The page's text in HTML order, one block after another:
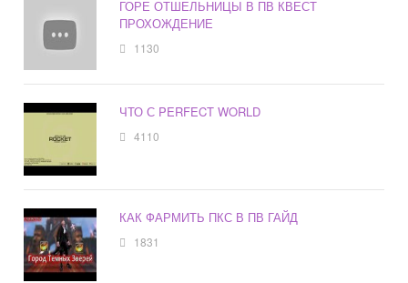
ГОРЕ ОТШЕЛЬНИЦЫ В ПВ КВЕСТ
ПРОХОЖДЕНИЕ
1130
ЧТО С PERFECT WORLD
4110
КАК ФАРМИТЬ ПКС В ПВ ГАЙД
1831